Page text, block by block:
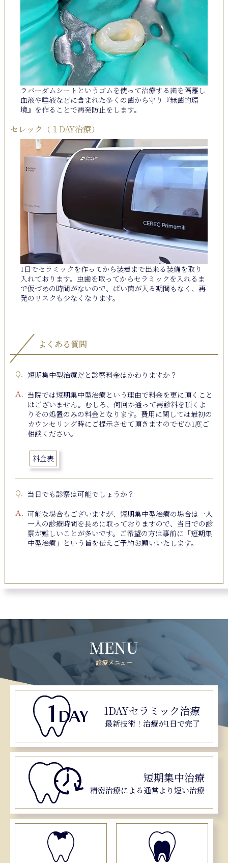
ラバーダムシートというゴムを使って治療する歯を隔離し
血液や唾液などに含まれた多くの菌から守り『無菌的環
境』を作ることで再発防止をします。
セレック （１DAY治療）
1日でセラミックを作ってから装着まで出来る装備を取り
入れております。虫歯を取ってからセラミックを入れるま
で仮づめの時間がないので、ばい菌が入る期間もなく、再
発のリスクも少なくなります。
よくある質問
短期集中型治療だと診察料金はかわりますか？
当院では短期集中型治療という理由で料金を更に頂くこと
はございません。むしろ、何回か通って再診料を頂くよ
りその処置のみの料金となります。費用に関しては最初の
カウンセリング時にご提示させて頂きますのでぜひ1度ご
相談ください。
料金表
当日でも診察は可能でしょうか？
可能な場合もございますが、短期集中型治療の場合は一人
一人の診療時間を長めに取っておりますので、当日での診
察が難しいことが多いです。ご希望の方は事前に「短期集
中型治療」という旨を伝えご予約お願いいたします。
MENU
診療メニュー
1DAYセラミック治療
最新技術！ 治療が1日で完了
短期集中治療
精密治療による通常より短い治療